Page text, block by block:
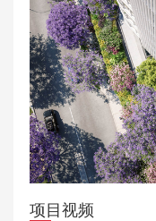
项目视频